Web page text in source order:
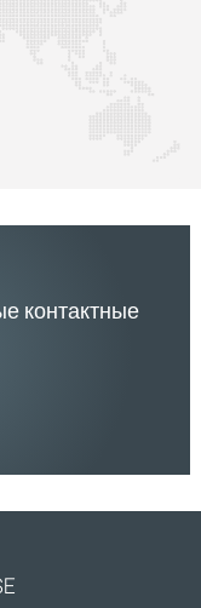
контактные